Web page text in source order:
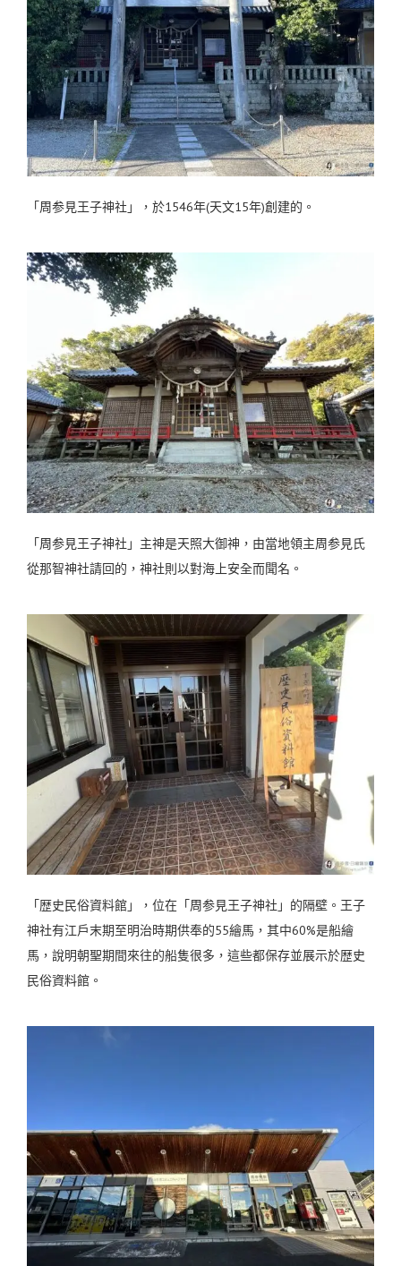
「周参見王子神社」，於1546年(天文15年)創建的。
「周参見王子神社」主神是天照大御神，由當地領主周参見氏
從那智神社請回的，神社則以對海上安全而聞名。
「歴史民俗資料館」，位在「周参見王子神社」的隔壁。王子
神社有江戶末期至明治時期供奉的55繪馬，其中60%是船繪
馬，說明朝聖期間來往的船隻很多，這些都保存並展示於歴史
民俗資料館。